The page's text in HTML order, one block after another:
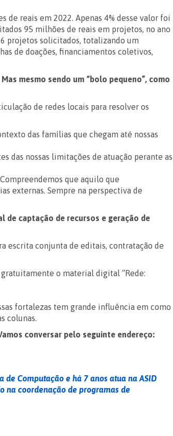
de reais em 2022. Apenas 4% desse valor foi
95 milhões de reais em projetos, no ano
projetos solicitados, totalizando um
de doações, financiamentos coletivos,
mesmo sendo um “bolo pequeno”, como
de redes locais para resolver os
das famílias que chegam até nossas
das nossas limitações de atuação perante as
que aquilo que
externas. Sempre na perspectiva de
de captação de recursos e geração de
escrita conjunta de editais, contratação de
o material digital “Rede:
fortalezas tem grande influência em como
colunas.
conversar pelo seguinte endereço:
Computação e há 7 anos atua na ASID
na coordenação de programas de